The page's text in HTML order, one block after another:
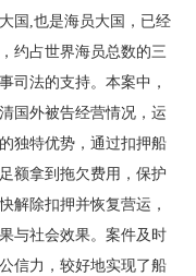
国,也是海员大国，已经
约占世界海员总数的三
司法的支持。本案中，
国外被告经营情况，运
独特优势，通过扣押船
额拿到拖欠费用，保护
解除扣押并恢复营运，
与社会效果。案件及时
信力，较好地实现了船